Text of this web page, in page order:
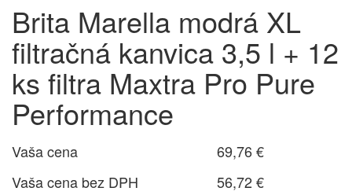
Brita Marella modrá XL
filtračná kanvica 3,5 l + 12
ks filtra Maxtra Pro Pure
Performance
Vaša cena
69,76 €
Vaša cena bez DPH
56,72 €